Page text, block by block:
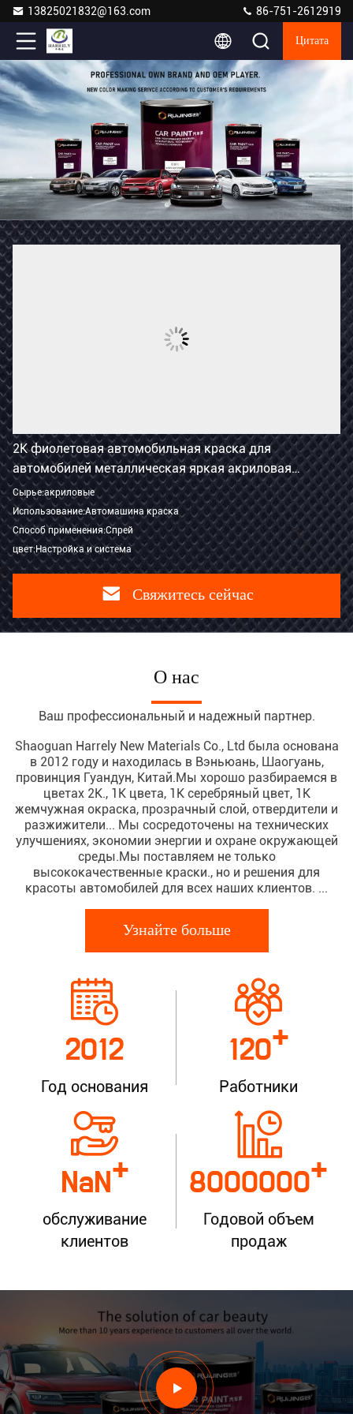
13825021832@163.com 86-751-2612919
Цитата
2K фиолетовая автомобильная краска для
автомобилей металлическая яркая акриловая
распыльная краска
Сырье:акриловые
Использование:Автомашина краска
Способ применения:Спрей
цвет:Настройка и система
Свяжитесь сейчас
О нас
Ваш профессиональный и надежный партнер.
Shaoguan Harrely New Materials Co., Ltd была основана
в 2012 году и находилась в Вэньюань, Шаогуань,
провинция Гуандун, Китай.Мы хорошо разбираемся в
цветах 2K., 1K цвета, 1K серебряный цвет, 1K
жемчужная окраска, прозрачный слой, отвердители и
разжижители... Мы сосредоточены на технических
улучшениях, экономии энергии и охране окружающей
среды.Мы поставляем не только
высококачественные краски., но и решения для
красоты автомобилей для всех наших клиентов. ...
Узнайте больше
2012
Год основания
120+
Работники
NaN+
обслуживание
клиентов
8000000+
Годовой объем
продаж